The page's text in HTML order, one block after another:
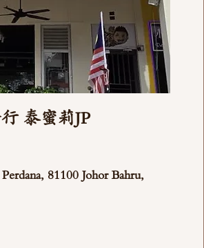
泰蜜莉JP
81100 Johor Bahru,